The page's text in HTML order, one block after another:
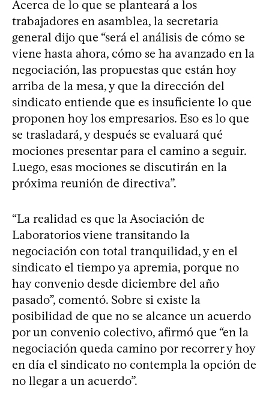
Acerca de lo que se planteará a los
trabajadores en asamblea, la secretaria
general dijo que “será el análisis de cómo se
viene hasta ahora, cómo se ha avanzado en la
negociación, las propuestas que están hoy
arriba de la mesa, y que la dirección del
sindicato entiende que es insuficiente lo que
proponen hoy los empresarios. Eso es lo que
se trasladará, y después se evaluará qué
mociones presentar para el camino a seguir.
Luego, esas mociones se discutirán en la
próxima reunión de directiva”.
“La realidad es que la Asociación de
Laboratorios viene transitando la
negociación con total tranquilidad, y en el
sindicato el tiempo ya apremia, porque no
hay convenio desde diciembre del año
pasado”, comentó. Sobre si existe la
posibilidad de que no se alcance un acuerdo
por un convenio colectivo, afirmó que “en la
negociación queda camino por recorrer y hoy
en día el sindicato no contempla la opción de
no llegar a un acuerdo”.